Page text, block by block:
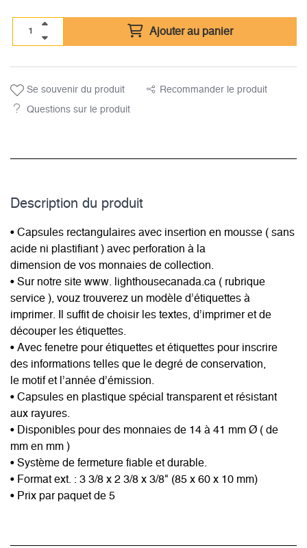
Ajouter au panier
Se souvenir du produit Recommander le produit
Questions sur le produit
Description du­ produit
• Capsules rectangulaires avec insertion en mousse ( sans
acide ni plastifiant ) avec perforation à la
dimension de vos monnaies de collection.
• Sur notre site www. lighthousecanada.ca ( rubrique
service ), vouz trouverez un modèle d’étiquettes à
imprimer. Il suffit de choisir les textes, d’imprimer et de
découper les étiquettes.
• Avec fenetre pour étiquettes et étiquettes pour inscrire
des informations telles que le degré de conservation,
le motif et l’année d’émission.
• Capsules en plastique spécial transparent et résistant
aux rayures.
• Disponibles pour des monnaies de 14 à 41 mm Ø ( de
mm en mm )
• Système de fermeture fiable et durable.
• Format ext. : 3 3/8 x 2 3/8 x 3/8" (85 x 60 x 10 mm)
• Prix par paquet de 5